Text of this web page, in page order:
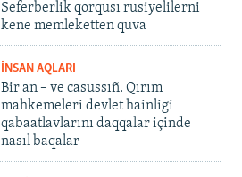
Seferberlik qorqusı rusiyelilerni
kene memleketten quva
İNSAN AQLARI
Bir an – ve casussıñ. Qırım
mahkemeleri devlet hainligi
qabaatlavlarını daqqalar içinde
nasıl baqalar